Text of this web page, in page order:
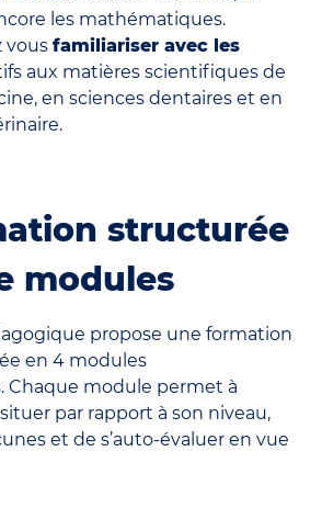
les mathématiques.
vous familiariser avec les
aux matières scientifiques de
en sciences dentaires et en
structurée
modules
propose une formation
en 4 modules
Chaque module permet à
situer par rapport à son niveau,
et de s’auto-évaluer en vue